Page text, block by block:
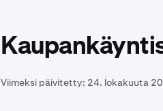
Viimeksi päivitetty: 24. lokakuuta